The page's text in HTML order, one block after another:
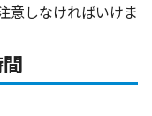
意しなければいけま